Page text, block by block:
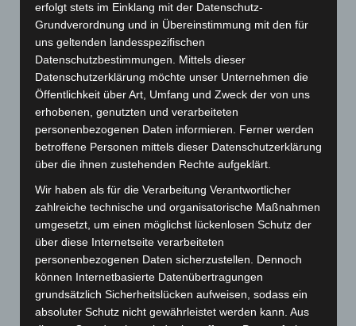
haben.
Verbindliche Anmeldung bei den jeweiligen
Trainern, da die Gruppengröße beschränkt ist.
Bei Betreten der Halle sind die Hände zu
desinfizieren. Dafür steht ein Spender am
Halleneingang.
Ein Abstand von 1,5 m zu anderen
Eltern dürfen nicht mit in die Umkleiden,
Vorräume oder die Halle (für begründete
Ausnahmen bitte die jeweiligen Trainer
ansprechen).
Wenn möglich soll das Kind schon
umgezogen ins Training kommen.
erfolgt stets im Einklang mit der Datenschutz-
Grundverordnung und in Übereinstimmung mit den für
uns geltenden landesspezifischen
Datenschutzbestimmungen. Mittels dieser
Datenschutzerklärung möchte unser Unternehmen die
Öffentlichkeit über Art, Umfang und Zweck der von uns
erhobenen, genutzten und verarbeiteten
personenbezogenen Daten informieren. Ferner werden
betroffene Personen mittels dieser Datenschutzerklärung
über die ihnen zustehenden Rechte aufgeklärt.
Wir haben als für die Verarbeitung Verantwortlicher
zahlreiche technische und organisatorische Maßnahmen
umgesetzt, um einen möglichst lückenlosen Schutz der
über diese Internetseite verarbeiteten
personenbezogenen Daten sicherzustellen. Dennoch
können Internetbasierte Datenübertragungen
grundsätzlich Sicherheitslücken aufweisen, sodass ein
absoluter Schutz nicht gewährleistet werden kann. Aus